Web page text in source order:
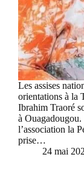
Les assises
orientations à la
Ibrahim Traoré
à
l’association la
prise…
24 mai